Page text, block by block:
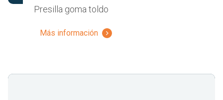
Presilla goma toldo
Más información